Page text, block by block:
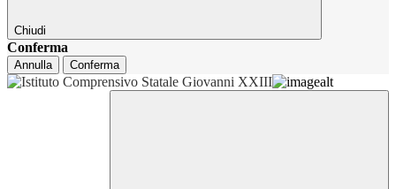
Chiudi
Conferma
Annulla Conferma